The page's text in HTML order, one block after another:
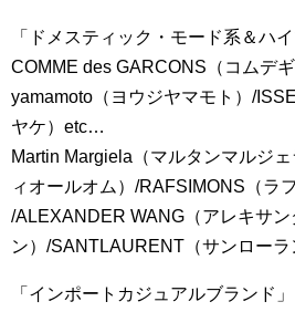
「ドメスティック・モード系＆ハイ
COMME des GARCONS（コムデ
yamamoto（ヨウジヤマモト）/
ヤケ）etc…
Martin Margiela（マルタンマルジ
ィオールオム）/RAFSIMONS（ラ
/ALEXANDER WANG（アレキサン
ン）/SANTLAURENT（サンロー
「インポートカジュアルブランド」